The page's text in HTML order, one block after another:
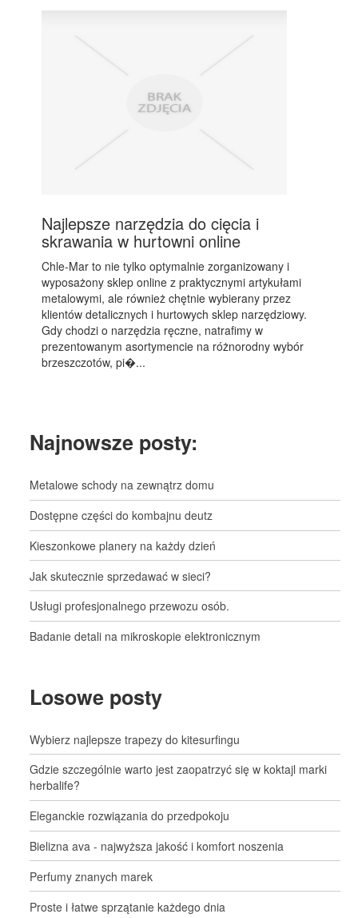
Najlepsze narzędzia do cięcia i
skrawania w hurtowni online
Chle-Mar to nie tylko optymalnie zorganizowany i
wyposażony sklep online z praktycznymi artykułami
metalowymi, ale również chętnie wybierany przez
klientów detalicznych i hurtowych sklep narzędziowy.
Gdy chodzi o narzędzia ręczne, natrafimy w
prezentowanym asortymencie na różnorodny wybór
brzeszczotów, pi�...
Najnowsze posty:
Metalowe schody na zewnątrz domu
Dostępne części do kombajnu deutz
Kieszonkowe planery na każdy dzień
Jak skutecznie sprzedawać w sieci?
Usługi profesjonalnego przewozu osób.
Badanie detali na mikroskopie elektronicznym
Losowe posty
Wybierz najlepsze trapezy do kitesurfingu
Gdzie szczególnie warto jest zaopatrzyć się w koktajl marki
herbalife?
Eleganckie rozwiązania do przedpokoju
Bielizna ava - najwyższa jakość i komfort noszenia
Perfumy znanych marek
Proste i łatwe sprzątanie każdego dnia